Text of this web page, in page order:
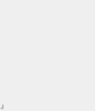
』